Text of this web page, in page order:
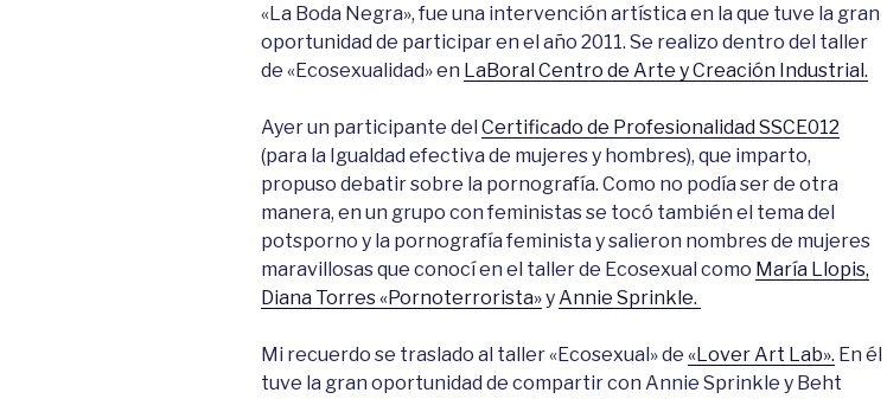
«La Boda Negra», fue una intervención artística en la que tuve la gran
oportunidad de participar en el año 2011. Se realizo dentro del taller
de «Ecosexualidad» en LaBoral Centro de Arte y Creación Industrial.
Ayer un participante del Certificado de Profesionalidad SSCE012
(para la Igualdad efectiva de mujeres y hombres), que imparto,
propuso debatir sobre la pornografía. Como no podía ser de otra
manera, en un grupo con feministas se tocó también el tema del
potsporno y la pornografía feminista y salieron nombres de mujeres
maravillosas que conocí en el taller de Ecosexual como María Llopis,
Diana Torres «Pornoterrorista»y Annie Sprinkle.
Mi recuerdo se traslado al taller «Ecosexual» de «Lover Art Lab». En él
tuve la gran oportunidad de compartir con Annie Sprinkle y Beht